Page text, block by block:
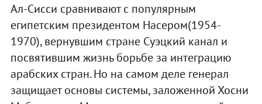
Ал-Сисси сравнивают с популярным
египетским президентом Насером(1954-
1970), вернувшим стране Суэцкий канал и
посвятившим жизнь борьбе за интеграцию
арабских стран. Но на самом деле генерал
защищает основы системы, заложенной Хосни